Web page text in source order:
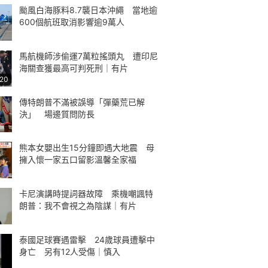
颱風白海豚料8.7襲日本沖繩 當地逾
600個航班取消影響逾9萬人
馬航機師涉偷運7萬粒搖頭丸 遭印尼
海關查獲最高可判死刑｜有片
傳特朗普不滿被誤導「彈藥荒已解
決」 場邊質問防長
熊本女嬰出生15分鐘即遇大地震 母
擁入懷一家五口留影溫馨全家福
卡尼演講時提詞器故障 乘機嘲諷特
朗普：我不會視之為陰謀｜有片
泰國足球賽遇雷擊 24歲球員遭擊中
身亡 另有12人受傷｜慎入